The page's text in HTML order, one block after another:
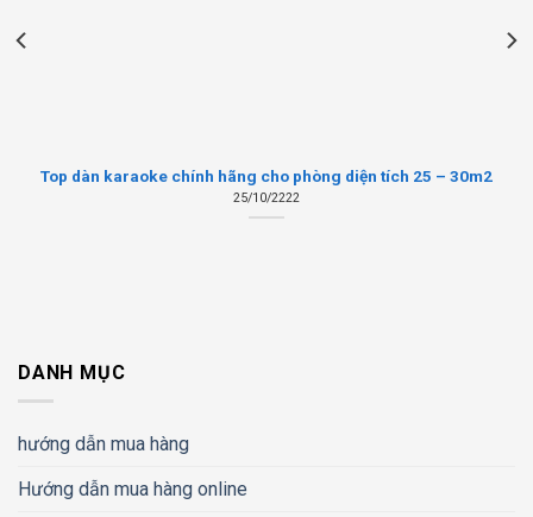
Top dàn karaoke chính hãng cho phòng diện tích 25 – 30m2
25/10/2222
DANH MỤC
hướng dẫn mua hàng
Hướng dẫn mua hàng online